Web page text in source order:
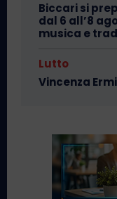
Biccari si
dal 6 all’8
musica e
Lutto
Vincenza